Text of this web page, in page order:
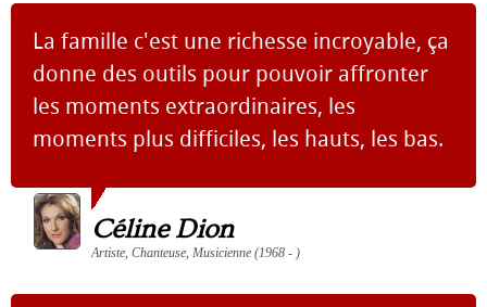
La famille c'est une richesse incroyable, ça
donne des outils pour pouvoir affronter
les moments extraordinaires, les
moments plus difficiles, les hauts, les bas.
Céline Dion
Artiste, Chanteuse, Musicienne (1968 - )